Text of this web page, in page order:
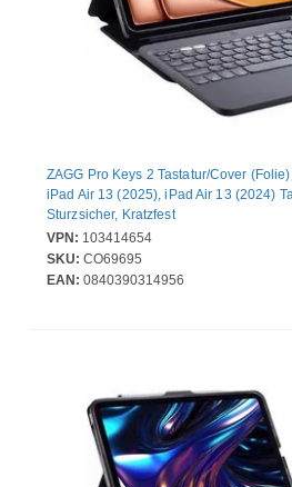
ZAGG Pro Keys 2 Tastatur/Cover
iPad Air 13 (2025), iPad Air 13 (2024)
Sturzsicher, Kratzfest
VPN: 103414654
SKU: CO69695
EAN: 0840390314956